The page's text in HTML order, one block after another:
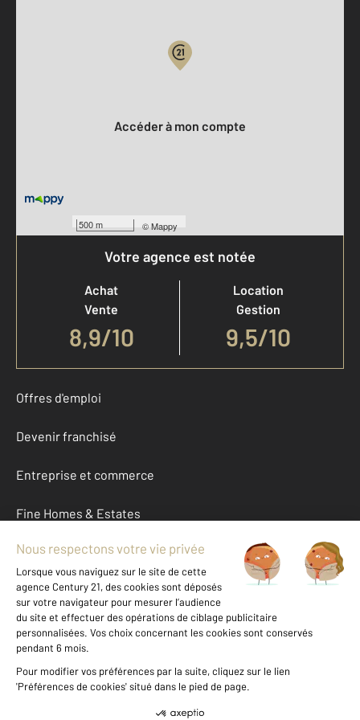
500 m ©Mappy
Accéder à mon compte
Votre agence est notée
Achat
Vente
8,9/10
Location
Gestion
9,5/10
Offres d'emploi
Devenir franchisé
Entreprise et commerce
Fine Homes & Estates
À propos
International
Nous contacter